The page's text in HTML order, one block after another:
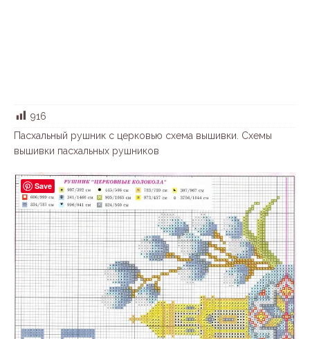
916
Пасхальный рушник с церковью схема вышивки. Схемы
вышивки пасхальных рушников
Save